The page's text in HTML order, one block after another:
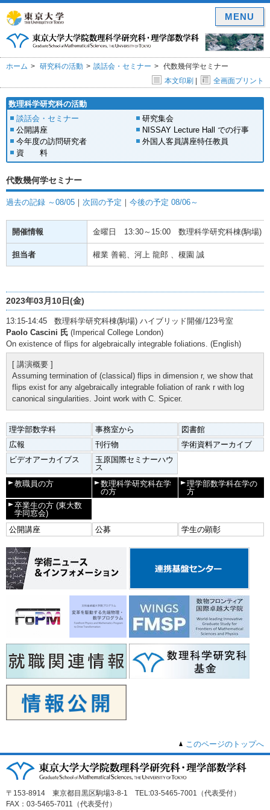
ホーム 研究科の活動 談話会・セミナー
代数幾何学セミナー
本文印刷 | 全画面プリント
数理科学研究科の活動
談話会・セミナー
研究集会
公開講座
NISSAY Lecture Hall での行事
今年度の訪問研究者
外国人客員講座特任教員
資 料
代数幾何学セミナー
過去の記録 ～08/05 ｜ 次回の予定 ｜ 今後の予定 08/06～
開催情報 金曜日 13:30～15:00 数理科学研究科棟(駒場)
担当者 權業 善範、河上 龍郎 、榎園 誠
2023年03月10日(金)
13:15-14:45 数理科学研究科棟(駒場) ハイブリッド開催/123号室
Paolo Cascini 氏 (Imperical College London)
On existence of flips for algebraically integrable foliations. (English)
[ 講演概要 ]
Assuming termination of (classical) flips in dimension r, we show that
flips exist for any algebraically integrable foliation of rank r with log
canonical singularities. Joint work with C. Spicer.
理学部数学科 事務室から
図書館
広報
刊行物
学術資料アーカイブ
ビデオアーカイブス
玉原国際セミナーハウ
ス
教職員の方
数理科学研究科在学
の方
理学部数学科在学の
方
卒業生の方 (東大数
学同窓会)
公開講座
公募 学生の顕彰
このページのトップへ
〒153-8914 東京都目黒区駒場3-8-1 TEL:03-5465-7001（代表受付）
FAX：03-5465-7011（代表受付）
MENU